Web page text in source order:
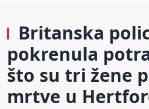
Britanska
pokrenula
što su tri žene
mrtve u